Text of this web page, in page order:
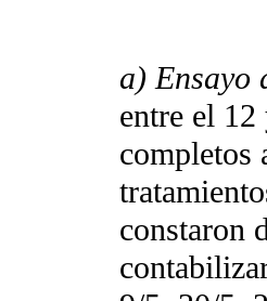
a) Ensayo
entre el
completos
constaron